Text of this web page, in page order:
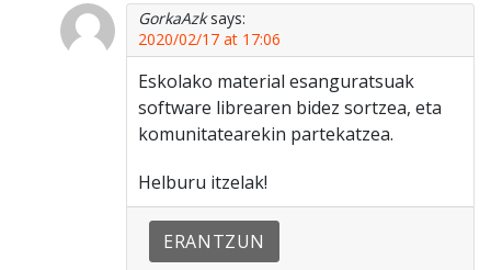
GorkaAzk says:
2020/02/17 at 17:06
Eskolako material esanguratsuak
software librearen bidez sortzea, eta
komunitatearekin partekatzea.
Helburu itzelak!
ERANTZUN